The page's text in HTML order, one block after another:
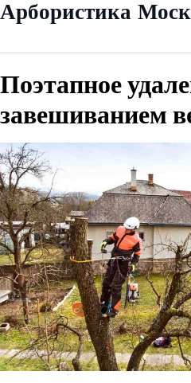
Skip
Арбористика
Поэтапное
завешиванием